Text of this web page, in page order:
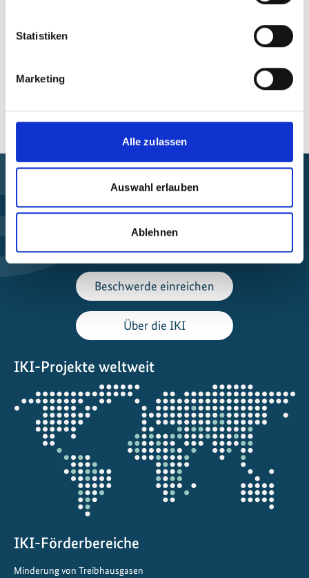
Statistiken
Marketing
Alle zulassen
Auswahl erlauben
Ablehnen
Förderung finden
Beschwerde einreichen
Über die IKI
IKI-Projekte weltweit
Öffnet
die
Projektkarte
IKI-Förderbereiche
Minderung von Treibhausgasen